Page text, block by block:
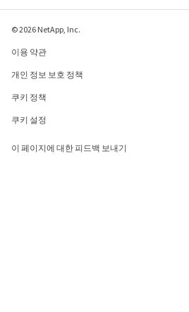
© 2026 NetApp, Inc.
이용 약관
개인 정보 보호 정책
쿠키 정책
쿠키 설정
이 페이지에 대한 피드백 보내기